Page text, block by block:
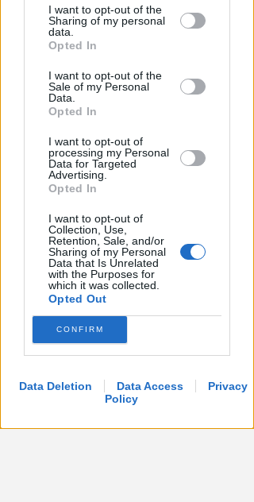
by third parties on the IAB’s list of
downstream participants.
by us to third parties on the IAB’s List of
Downstream Participants that may
further disclose it to other third parties.
I want to opt-out of the
Sharing of my personal
data.
Opted In
I want to opt-out of the
Sale of my Personal
Data.
Opted In
I want to opt-out of
processing my Personal
Data for Targeted
Advertising.
Opted In
I want to opt-out of
Collection, Use,
Retention, Sale, and/or
Sharing of my Personal
Data that Is Unrelated
with the Purposes for
which it was collected.
Opted Out
CONFIRM
Data Deletion Data Access
Privacy
Policy
AVEVA 86 ANNI
Addio a Francesco Guccini. Il
suo legame con Rimini tra
musica e libri
Redazione